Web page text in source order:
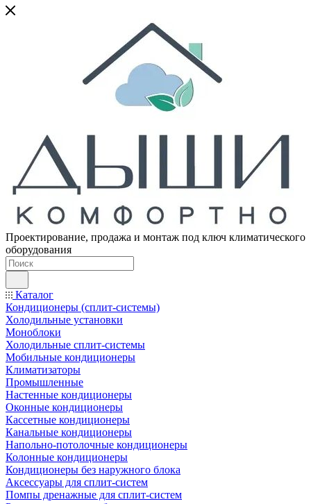
Проектирование, продажа и монтаж под ключ климатического
оборудования
Каталог
Кондиционеры (сплит-системы)
Холодильные установки
Моноблоки
Холодильные сплит-системы
Мобильные кондиционеры
Климатизаторы
Промышленные
Настенные кондиционеры
Оконные кондиционеры
Кассетные кондиционеры
Канальные кондиционеры
Напольно-потолочные кондиционеры
Колонные кондиционеры
Кондиционеры без наружного блока
Аксессуары для сплит-систем
Помпы дренажные для сплит-систем